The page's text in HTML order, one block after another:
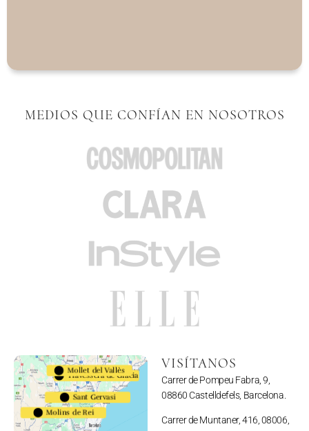
MEDIOS QUE CONFÍAN EN NOSOTROS
Travessera de Gràcia
Sant Gervasi
Molins de Rei
Mollet del Vallès VISÍTANOS
Carrer de Pompeu Fabra, 9,
08860 Castelldefels, Barcelona.
Carrer de Muntaner, 416, 08006,